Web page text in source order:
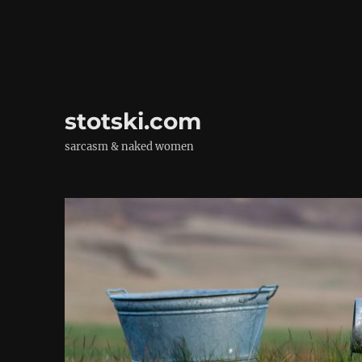
stotski.com
sarcasm & naked women